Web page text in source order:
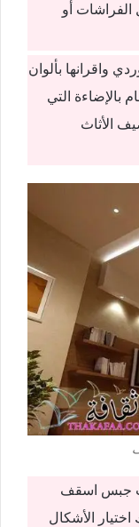
أو
واقرانها بألوان
بالإضاءة التي
الأثاث
جبس اسقف
الأشكال